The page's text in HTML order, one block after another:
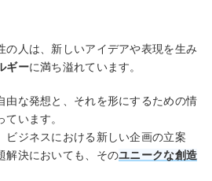
の人は、新しいアイデアや表現を生み
ギーに満ち溢れています。
由な発想と、それを形にするための情
います。
ビジネスにおける新しい企画の立案
解決においても、そのユニークな創造